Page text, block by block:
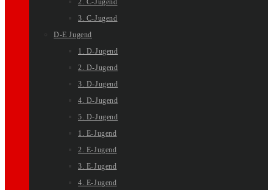
2. C-Jugend
3. C-Jugend
D-E Jugend
1. D-Jugend
2. D-Jugend
3. D-Jugend
4. D-Jugend
5. D-Jugend
1. E-Jugend
2. E-Jugend
3. E-Jugend
4. E-Jugend